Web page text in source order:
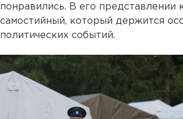
понравились. В его представлении
самостийный, который держится
политических событий.